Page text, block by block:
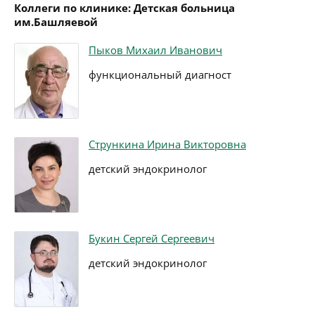
Коллеги по клинике: Детская больница
им.Башляевой
Пыков Михаил Иванович
функциональный диагност
Стрункина Ирина Викторовна
детский эндокринолог
Букин Сергей Сергеевич
детский эндокринолог